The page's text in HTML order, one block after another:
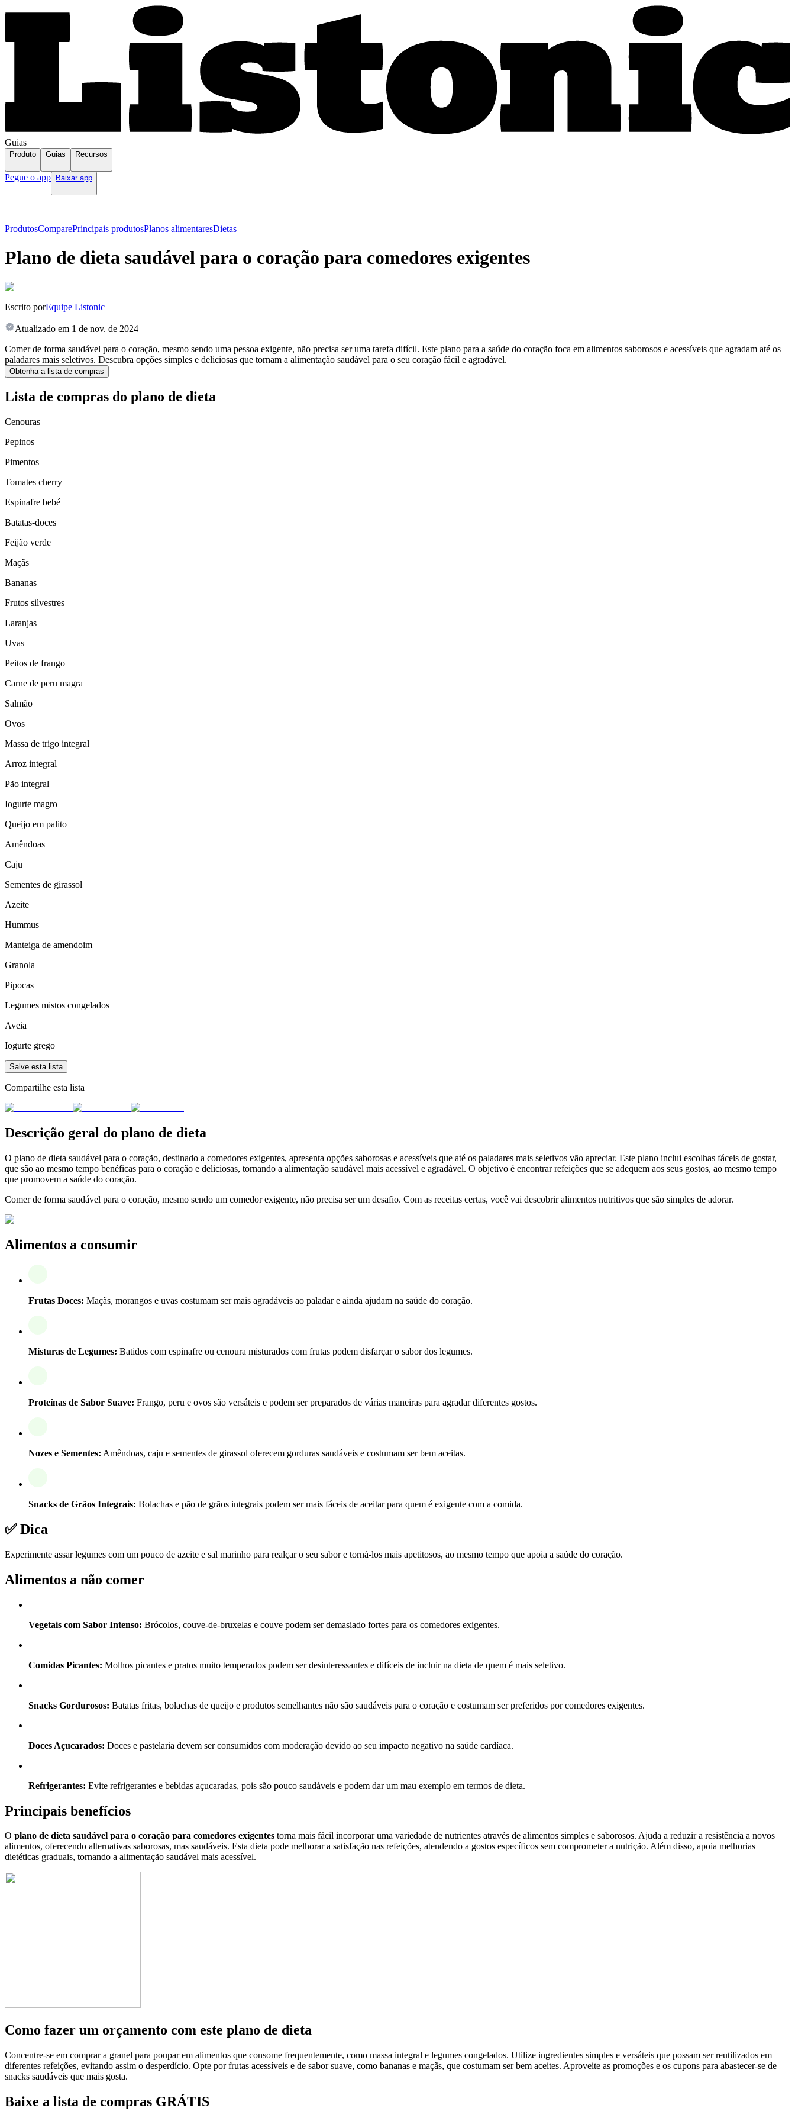
Guias
Produto Guias Recursos
Pegue o app Baixar app
ProdutosComparePrincipais produtosPlanos alimentaresDietas
Plano de dieta saudável para o coração para comedores exigentes
Escrito porEquipe Listonic
Atualizado em 1 de nov. de 2024
Comer de forma saudável para o coração, mesmo sendo uma pessoa exigente, não precisa ser uma tarefa difícil. Este plano para a saúde do coração foca em alimentos saborosos e acessíveis que agradam até os
paladares mais seletivos. Descubra opções simples e deliciosas que tornam a alimentação saudável para o seu coração fácil e agradável.
Obtenha a lista de compras
Lista de compras do plano de dieta
Cenouras
Pepinos
Pimentos
Tomates cherry
Espinafre bebé
Batatas-doces
Feijão verde
Maçãs
Bananas
Frutos silvestres
Laranjas
Uvas
Peitos de frango
Carne de peru magra
Salmão
Ovos
Massa de trigo integral
Arroz integral
Pão integral
Iogurte magro
Queijo em palito
Amêndoas
Caju
Sementes de girassol
Azeite
Hummus
Manteiga de amendoim
Granola
Pipocas
Legumes mistos congelados
Aveia
Iogurte grego
Salve esta lista
Compartilhe esta lista
Descrição geral do plano de dieta
O plano de dieta saudável para o coração, destinado a comedores exigentes, apresenta opções saborosas e acessíveis que até os paladares mais seletivos vão apreciar. Este plano inclui escolhas fáceis de gostar,
que são ao mesmo tempo benéficas para o coração e deliciosas, tornando a alimentação saudável mais acessível e agradável. O objetivo é encontrar refeições que se adequem aos seus gostos, ao mesmo tempo
que promovem a saúde do coração.
Comer de forma saudável para o coração, mesmo sendo um comedor exigente, não precisa ser um desafio. Com as receitas certas, você vai descobrir alimentos nutritivos que são simples de adorar.
Alimentos a consumir
Frutas Doces: Maçãs, morangos e uvas costumam ser mais agradáveis ao paladar e ainda ajudam na saúde do coração.
Misturas de Legumes: Batidos com espinafre ou cenoura misturados com frutas podem disfarçar o sabor dos legumes.
Proteínas de Sabor Suave: Frango, peru e ovos são versáteis e podem ser preparados de várias maneiras para agradar diferentes gostos.
Nozes e Sementes: Amêndoas, caju e sementes de girassol oferecem gorduras saudáveis e costumam ser bem aceitas.
Snacks de Grãos Integrais: Bolachas e pão de grãos integrais podem ser mais fáceis de aceitar para quem é exigente com a comida.
✅ Dica
Experimente assar legumes com um pouco de azeite e sal marinho para realçar o seu sabor e torná-los mais apetitosos, ao mesmo tempo que apoia a saúde do coração.
Alimentos a não comer
Vegetais com Sabor Intenso: Brócolos, couve-de-bruxelas e couve podem ser demasiado fortes para os comedores exigentes.
Comidas Picantes: Molhos picantes e pratos muito temperados podem ser desinteressantes e difíceis de incluir na dieta de quem é mais seletivo.
Snacks Gordurosos: Batatas fritas, bolachas de queijo e produtos semelhantes não são saudáveis para o coração e costumam ser preferidos por comedores exigentes.
Doces Açucarados: Doces e pastelaria devem ser consumidos com moderação devido ao seu impacto negativo na saúde cardíaca.
Refrigerantes: Evite refrigerantes e bebidas açucaradas, pois são pouco saudáveis e podem dar um mau exemplo em termos de dieta.
Principais benefícios
O plano de dieta saudável para o coração para comedores exigentes torna mais fácil incorporar uma variedade de nutrientes através de alimentos simples e saborosos. Ajuda a reduzir a resistência a novos
alimentos, oferecendo alternativas saborosas, mas saudáveis. Esta dieta pode melhorar a satisfação nas refeições, atendendo a gostos específicos sem comprometer a nutrição. Além disso, apoia melhorias
dietéticas graduais, tornando a alimentação saudável mais acessível.
Como fazer um orçamento com este plano de dieta
Concentre-se em comprar a granel para poupar em alimentos que consome frequentemente, como massa integral e legumes congelados. Utilize ingredientes simples e versáteis que possam ser reutilizados em
diferentes refeições, evitando assim o desperdício. Opte por frutas acessíveis e de sabor suave, como bananas e maçãs, que costumam ser bem aceites. Aproveite as promoções e os cupons para abastecer-se de
snacks saudáveis que mais gosta.
Baixe a lista de compras GRÁTIS